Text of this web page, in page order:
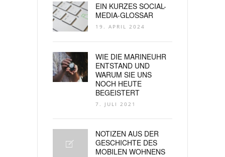
EIN KURZES SOCIAL-
MEDIA-GLOSSAR
19. APRIL 2024
WIE DIE MARINEUHR
ENTSTAND UND
WARUM SIE UNS
NOCH HEUTE
BEGEISTERT
7. JULI 2021
NOTIZEN AUS DER
GESCHICHTE DES
MOBILEN WOHNENS